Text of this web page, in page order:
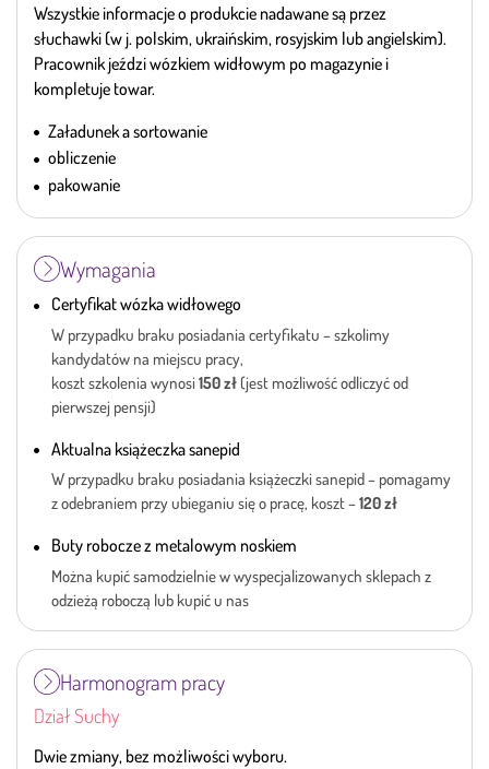
Wszystkie informacje o produkcie nadawane są przez
słuchawki (w j. polskim, ukraińskim, rosyjskim lub angielskim).
Pracownik jeździ wózkiem widłowym po magazynie i
kompletuje towar.
Załadunek a sortowanie
obliczenie
pakowanie
Wymagania
Certyfikat wózka widłowego
W przypadku braku posiadania certyfikatu – szkolimy
kandydatów na miejscu pracy,
koszt szkolenia wynosi 150 zł(jest możliwość odliczyć od
pierwszej pensji)
Aktualna książeczka sanepid
W przypadku braku posiadania książeczki sanepid – pomagamy
z odebraniem przy ubieganiu się o pracę, koszt –120 zł
Buty robocze z metalowym noskiem
Można kupić samodzielnie w wyspecjalizowanych sklepach z
odzieżą roboczą lub kupić u nas
Harmonogram pracy
Dział Suchy
Dwie zmiany, bez możliwości wyboru.